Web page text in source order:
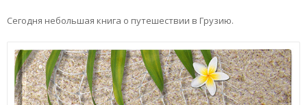
Сегодня небольшая книга о путешествии в Грузию.